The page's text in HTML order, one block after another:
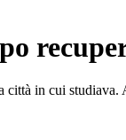
in cui studiava.